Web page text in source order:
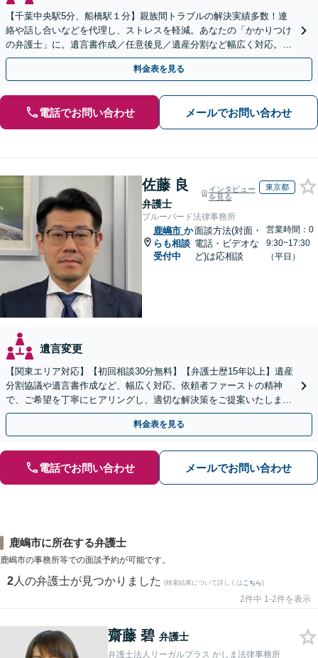
【千葉中央駅5分、船橋駅１分】親族間トラブルの解決実績多数！連
絡や話し合いなどを代理し、ストレスを軽減。あなたの「かかりつけ
の弁護士」に。遺言書作成／任意後見／遺産分割など幅広く対応。お
気軽にご相談ください！【初回来所相談30分無料】
料金表を見る
電話でお問い合わせ メールでお問い合わせ
佐藤 良
弁護士
インタビュー
を見る
東京都
ブルーバード法律事務所
鹿嶋市 か
らも相談
受付中
面談方法(対面・
電話・ビデオな
ど)は応相談
営業時間：0
9:30~17:30
（平日）
遺言変更
【関東エリア対応】【初回相談30分無料】【弁護士歴15年以上】遺産
分割協議や遺言書作成など、幅広く対応。依頼者ファーストの精神
で、ご希望を丁寧にヒアリングし、適切な解決策をご提案いたしま
す。まずは無料相談でお悩みをお聞かせください。
料金表を見る
電話でお問い合わせ メールでお問い合わせ
鹿嶋市に所在する弁護士
鹿嶋市の事務所等での面談予約が可能です。
2 人の弁護士が見つかりました (検索結果について詳しくは こちら)
2件中 1-2件を表示
齋藤 碧 弁護士
弁護士法人リーガルプラス かしま法律事務所